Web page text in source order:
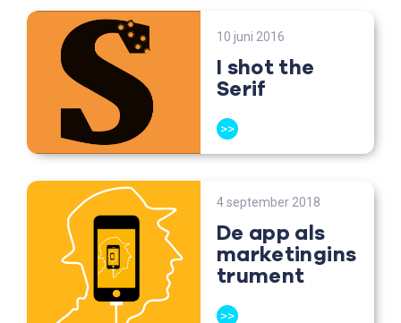
10 juni 2016
I shot the
Serif
>>
4 september 2018
De app als
marketingins
trument
>>